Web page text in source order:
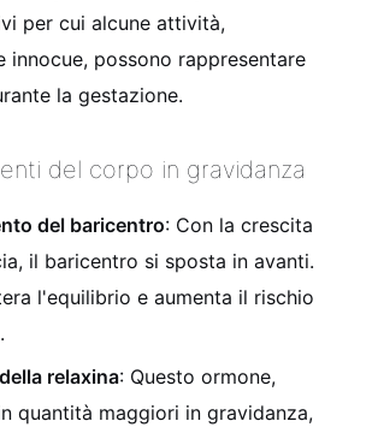
per cui alcune attività,
innocue, possono rappresentare
la gestazione.
del corpo in gravidanza
del baricentro: Con la crescita
il baricentro si sposta in avanti.
l'equilibrio e aumenta il rischio
relaxina: Questo ormone,
quantità maggiori in gravidanza,